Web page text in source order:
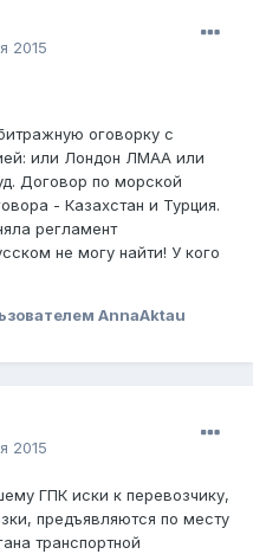
2015
оговорку с
или Лондон ЛМАА или
Договор по морской
- Казахстан и Турция.
регламент
не могу найти! У кого
AnnaAktau
2015
ГПК иски к перевозчику,
предъявляются по месту
транспортной